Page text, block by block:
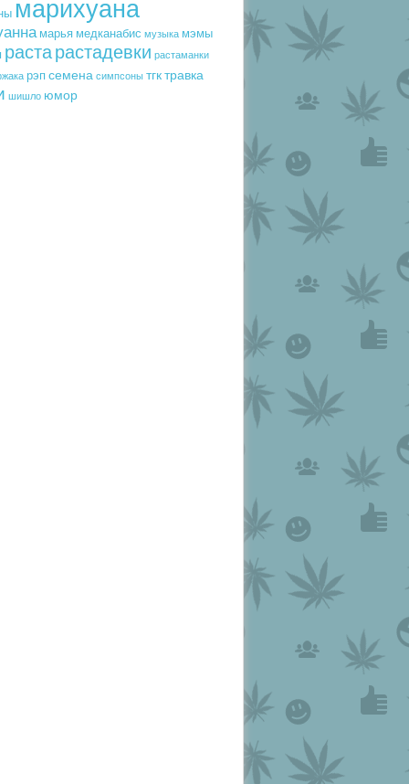
марихуана
марья медканабис музыка мэмы
растарастадевки растаманки
рэп семена симпсоны тгктравка
шишло юмор